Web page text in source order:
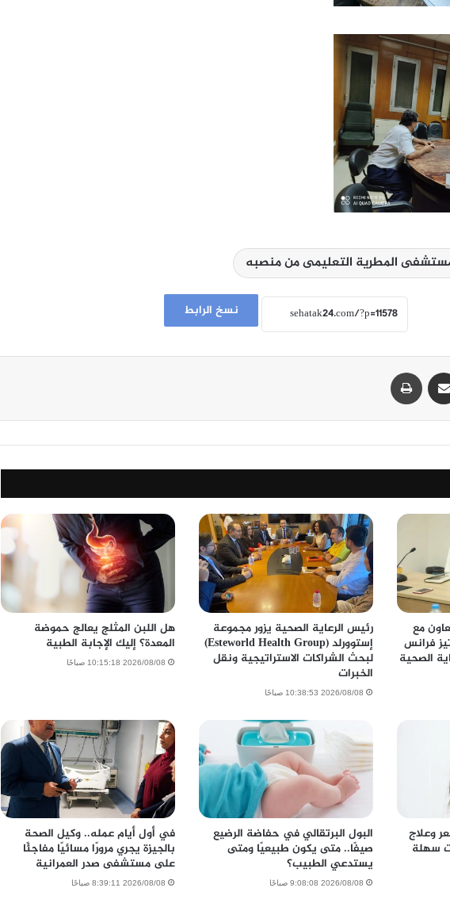
مستشفى المطرية التعليمى من منصبه
نسخ الرابط
مشاركة عبر البريد
مع
فرانس
الصحية
رئيس الرعاية الصحية يزور مجموعة
إستوورلد (Esteworld Health Group)
لبحث الشراكات الاستراتيجية ونقل
الخبرات
2026/08/08 10:38:53 صباحًا
هل اللبن المثلج يعالج حموضة
المعدة؟ إليك الإجابة الطبية
2026/08/08 10:15:18 صباحًا
وعلاج
سهلة
البول البرتقالي في حفاضة الرضيع
صيفًا.. متى يكون طبيعيًا ومتى
يستدعي الطبيب؟
2026/08/08 9:08:08 صباحًا
في أول أيام عمله.. وكيل الصحة
بالجيزة يجري مرورًا مسائيًا مفاجئًا
على مستشفى صدر العمرانية
2026/08/08 8:39:11 صباحًا